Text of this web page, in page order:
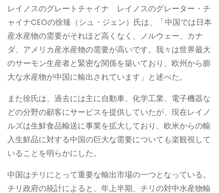
レイノスのグレートチャイナ レイノスのグレーター・チ
ャイナCEOの徐臻（シュ・ジェン）氏は、「中国では日本
産水産物の需要がそれほど高くなく、ノルウェー、カナ
ダ、アメリカ産水産物の需要が高いです。我々は世界最大
のサーモン生産者と緊密な関係を築いており、欧州から膨
大な水産物が中国に輸出されています」と述べた。
また徐氏は、過去には主に自動車、化学工業、電子機器な
どの分野の顧客にサービスを提供していたが、現在レイノ
ルズは生鮮食品輸送に事業を拡大しており、欧米からの輸
入生鮮品に対する中国の巨大な需要についても楽観視して
いることを明らかにした。
中国はチリにとって重要な輸出市場の一つとなっている。
チリ政府の統計によると、年上半期、チリの対中水産物輸